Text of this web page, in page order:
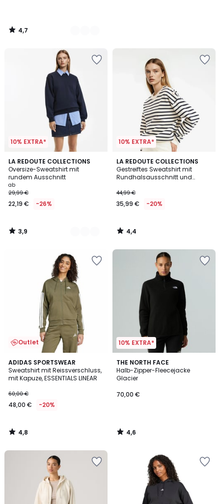
4,7
/
10% EXTRA*
LA REDOUTE COLLECTIONS
Oversize-Sweatshirt mit
rundem Ausschnitt
ab
29,99 €
22,19 € -26%
3,9
/ 5
2
Farben
3,9
/
10% EXTRA*
LA REDOUTE COLLECTIONS
Gestreiftes Sweatshirt mit
Rundhalsausschnitt und
44,99 €
35,99 € -20%
4,4
/ 5
4,4
/
Outlet
ADIDAS SPORTSWEAR
Sweatshirt mit Reissverschluss,
mit Kapuze, ESSENTIALS LINEAR
60,00 €
48,00 € -20%
4,8
/ 5
4,8
/
10% EXTRA*
THE NORTH FACE
Halb-Zipper-Fleecejacke
Glacier
70,00 €
4,6
/ 5
4,6
/